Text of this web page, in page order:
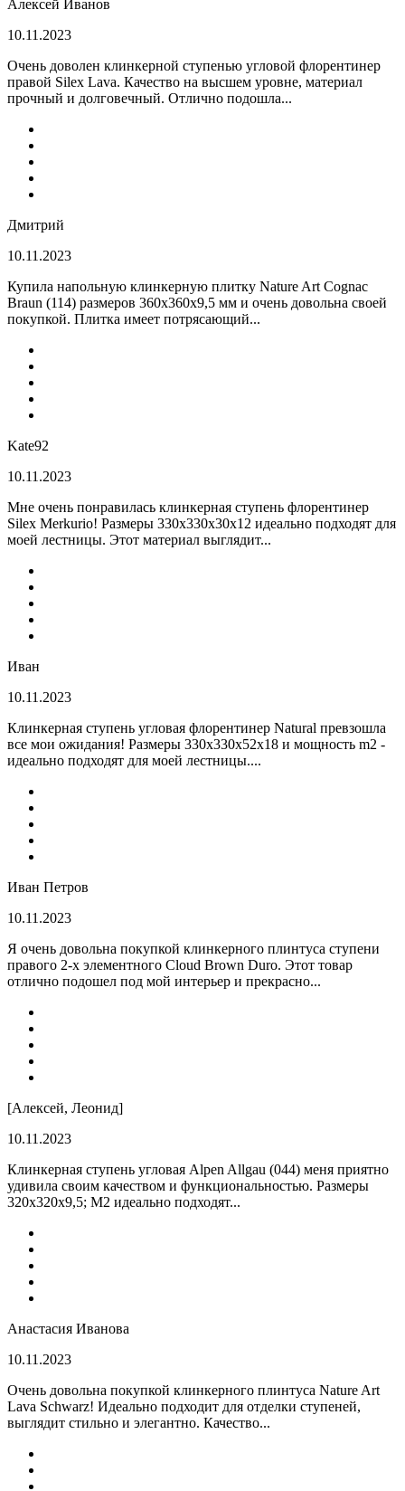
Алексей Иванов
10.11.2023
Очень доволен клинкерной ступенью угловой флорентинер
правой Silex Lava. Качество на высшем уровне, материал
прочный и долговечный. Отлично подошла...
Дмитрий
10.11.2023
Купила напольную клинкерную плитку Nature Art Cognac
Braun (114) размеров 360x360x9,5 мм и очень довольна своей
покупкой. Плитка имеет потрясающий...
Kate92
10.11.2023
Мне очень понравилась клинкерная ступень флорентинер
Silex Merkurio! Размеры 330х330х30х12 идеально подходят для
моей лестницы. Этот материал выглядит...
Иван
10.11.2023
Клинкерная ступень угловая флорентинер Natural превзошла
все мои ожидания! Размеры 330х330х52х18 и мощность m2 -
идеально подходят для моей лестницы....
Иван Петров
10.11.2023
Я очень довольна покупкой клинкерного плинтуса ступени
правого 2-х элементного Cloud Brown Duro. Этот товар
отлично подошел под мой интерьер и прекрасно...
[Алексей, Леонид]
10.11.2023
Клинкерная ступень угловая Alpen Allgau (044) меня приятно
удивила своим качеством и функциональностью. Размеры
320x320x9,5; M2 идеально подходят...
Анастасия Иванова
10.11.2023
Очень довольна покупкой клинкерного плинтуса Nature Art
Lava Schwarz! Идеально подходит для отделки ступеней,
выглядит стильно и элегантно. Качество...